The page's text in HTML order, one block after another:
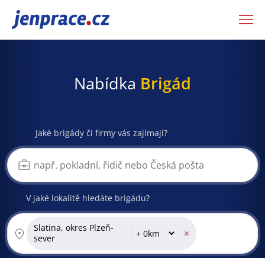
JenPráce.cz
Nabídka Brigád
Jaké brigády či firmy vás zajímají?
V jaké lokalitě hledáte brigádu?
Slatina, okres Plzeň-
sever
×